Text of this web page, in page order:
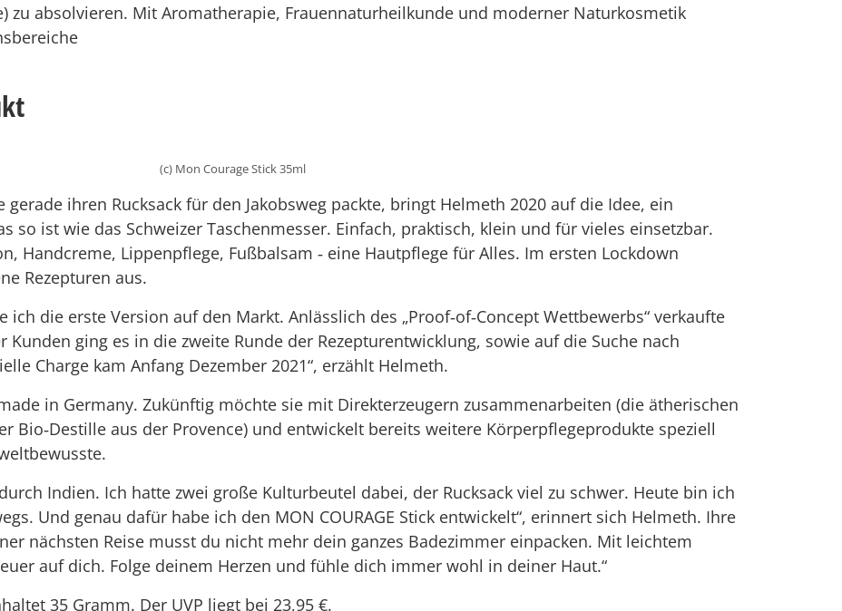
zu absolvieren. Mit Aromatherapie, Frauennaturheilkunde und moderner Naturkosmetik
(c) Mon Courage Stick 35ml
ihren Rucksack für den Jakobsweg packte, bringt Helmeth 2020 auf die Idee, ein
so ist wie das Schweizer Taschenmesser. Einfach, praktisch, klein und für vieles einsetzbar.
Handcreme, Lippenpflege, Fußbalsam ‐ eine Hautpflege für Alles. Im ersten Lockdown
Rezepturen aus.
ich die erste Version auf den Markt. Anlässlich des „Proof‐of‐Concept Wettbewerbs“ verkaufte
Kunden ging es in die zweite Runde der Rezepturentwicklung, sowie auf die Suche nach
Charge kam Anfang Dezember 2021“, erzählt Helmeth.
in Germany. Zukünftig möchte sie mit Direkterzeugern zusammenarbeiten (die ätherischen
Bio‐Destille aus der Provence) und entwickelt bereits weitere Körperpflegeprodukte speziell
Indien. Ich hatte zwei große Kulturbeutel dabei, der Rucksack viel zu schwer. Heute bin ich
Und genau dafür habe ich den MON COURAGE Stick entwickelt“, erinnert sich Helmeth. Ihre
nächsten Reise musst du nicht mehr dein ganzes Badezimmer einpacken. Mit leichtem
auf dich. Folge deinem Herzen und fühle dich immer wohl in deiner Haut.“
35 Gramm. Der UVP liegt bei 23,95 €.